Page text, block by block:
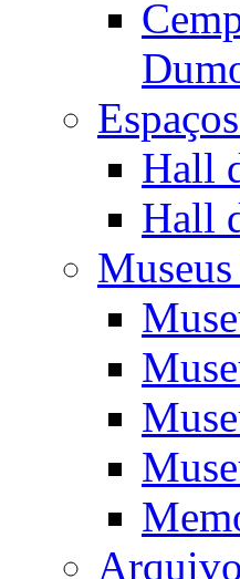
Hall
Hall